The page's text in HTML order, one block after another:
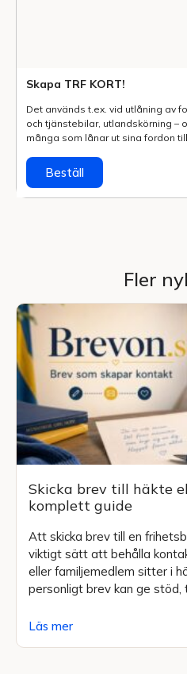
Skapa TRF KORT!
Det används t.ex. vid utlåning av
och tjänstebilar, utlands­körning –
många som lånar ut sina fordon
Beställ
Fler
Skicka brev till häkte
komplett guide
Att skicka brev till en
viktigt sätt att behålla
eller familjemedlem sitter i
personligt brev kan ge stöd,
Läs mer